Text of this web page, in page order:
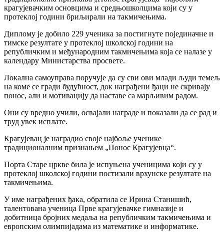
крагујевачким основцима и средњошколцима који су у
протеклој години бриљирали на такмичењима.
Диплому је добило 229 ученика за постигнуте појединачне и
тимске резултате у протеклој школској години на
републичким и међународним такмичењима која се налазе у
календару Министарства просвете.
Локална самоуправа поручује да су сви ови млади људи темељ
на коме се гради будућност, док награђени ђаци не скривају
понос, али и мотивацију да наставе са марљивим радом.
Они су вредно учили, освајали награде и показали да се рад и
труд увек исплате.
Крагујевац је наградио своје најбоље ученике
традиционалним признањем „Понос Крагујевца“.
Порта Старе цркве била је испуњена ученицима који су у
протеклој школској години постизали врхунске резултате на
такмичењима.
У име награђених ђака, обратила се Ирина Станишић,
талентована ученица Прве крагујевачке гимназије и
добитница бројних медаља на републичким такмичењима и
европским олимпијадама из математике и информатике.